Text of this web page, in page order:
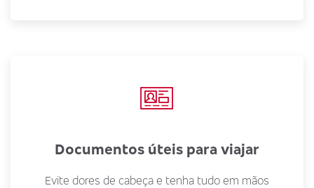
Documentos úteis para viajar
Evite dores de cabeça e tenha tudo em mãos